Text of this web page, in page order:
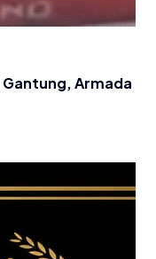
Gantung, Armada